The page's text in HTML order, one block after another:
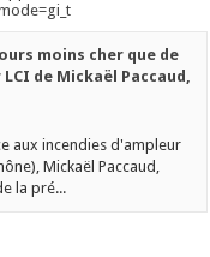
moins cher que de
de Mickaël Paccaud,
aux incendies d'ampleur
Mickaël Paccaud,
la pré...